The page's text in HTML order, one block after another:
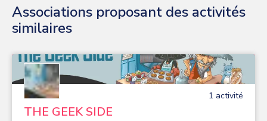
Associations proposant des activités
similaires
1 activité
THE GEEK SIDE